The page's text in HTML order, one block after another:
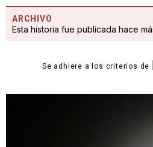
ARCHIVO
Esta historia fue publicada hace
Se adhiere a los criterios de